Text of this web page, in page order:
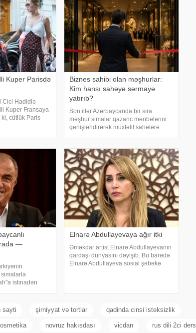
rəyinə istinadə
Kuper Parisdə
Cici Hadidlə
Kuper Fransaya
ki, cütlük Paris
Biznes sahibi olan məşhurlar:
Kim hansı sahəyə sərmayə
yatırıb?
Son illər Azərbaycanda bir sıra
məşhur simalar qazanc mənbələrini
genişləndirərək müxtəlif sahələrə
sektorunda fəaliyyət göstərən, öz
adları il
—
simalarla
istinadən
Z.Hüseynov
Elnarə Abdullayevaya ağır itki
Əməkdar artist Elnarə Abdullayevanın
qardaşı dünyasını dəyişib. Bu barədə
Elnarə Abdullayeva sosial şəbəkə
sayti şirniyyat və tortlar qadinda cinsi isteksizlik
novruz hakısdası vicdan rus dili 2ci ders